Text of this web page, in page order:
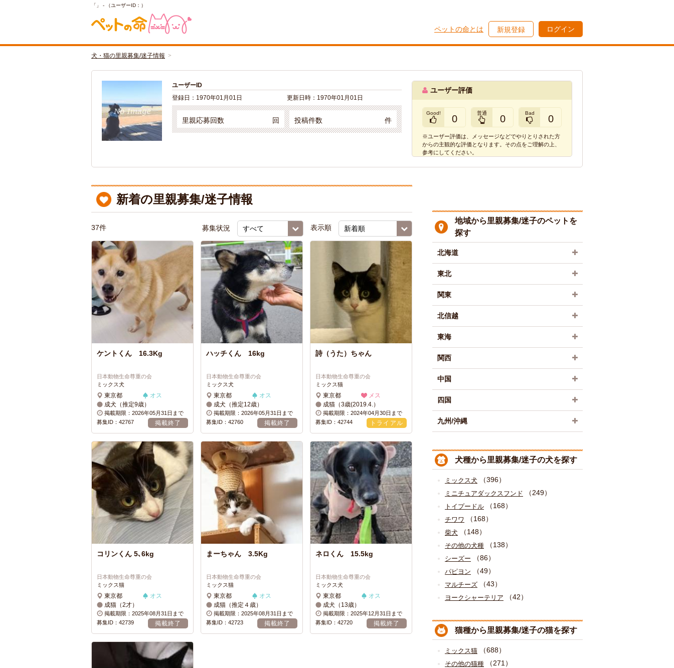
「」 - （ユーザーID：）
ペットの命とは 新規登録 ログイン
犬・猫の里親募集/迷子情報
ユーザーID
登録日： 1970年01月01日 更新日時： 1970年01月01日
里親応募回数 回 投稿件数 件
ユーザー評価
Good!
0
普通
0
Bad
0
※ユーザー評価は、メッセージなどでやりとりされた方
からの主観的な評価となります。その点をご理解の上、
参考にしてください。
新着の里親募集/迷子情報
37件 募集状況 表示順
ケントくん 16.3Kg
日本動物生命尊重の会
ミックス犬
東京都
オス
成犬（推定9歳）
掲載期限：2026年05月31日まで
募集ID：42767
掲載終了
ハッチくん 16kg
日本動物生命尊重の会
ミックス犬
東京都
オス
成犬（推定12歳）
掲載期限：2026年05月31日まで
募集ID：42760
掲載終了
詩（うた）ちゃん
日本動物生命尊重の会
ミックス猫
東京都
メス
成猫（3歳(2019.4.）
掲載期限：2024年04月30日まで
募集ID：42744
トライアル
中
コリンくん 5､6kg
日本動物生命尊重の会
ミックス猫
東京都
オス
成猫（2才）
掲載期限：2025年08月31日まで
募集ID：42739
掲載終了
まーちゃん 3.5Kg
日本動物生命尊重の会
ミックス猫
東京都
オス
成猫（推定４歳）
掲載期限：2025年08月31日まで
募集ID：42723
掲載終了
ネロくん 15.5kg
日本動物生命尊重の会
ミックス犬
東京都
オス
成犬（13歳）
掲載期限：2025年12月31日まで
募集ID：42720
掲載終了
地域から里親募集/迷子のペットを
探す
北海道
東北
関東
北信越
東海
関西
中国
四国
九州/沖縄
犬種から里親募集/迷子の犬を探す
ミックス犬 （396）
ミニチュアダックスフンド （249）
トイプードル （168）
チワワ （168）
柴犬 （148）
その他の犬種 （138）
シーズー （86）
パピヨン （49）
マルチーズ （43）
ヨークシャーテリア （42）
猫種から里親募集/迷子の猫を探す
ミックス猫 （688）
その他の猫種 （271）